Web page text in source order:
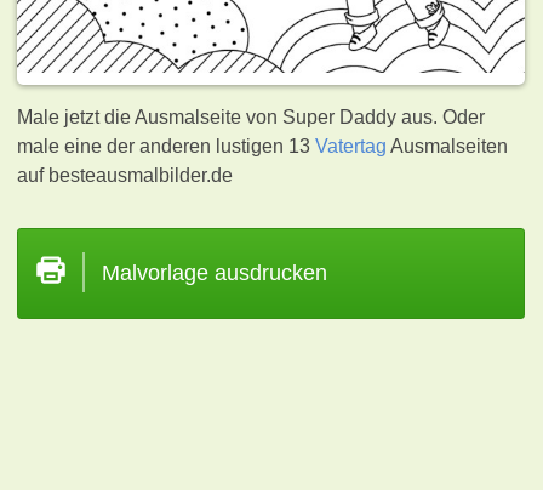
Male jetzt die Ausmalseite von Super Daddy aus. Oder
male eine der anderen lustigen 13Vatertag Ausmalseiten
auf besteausmalbilder.de
Malvorlage ausdrucken